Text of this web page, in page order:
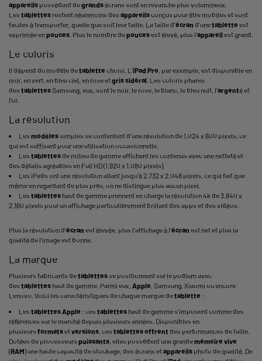
appareils possédant degrandsécrans sont en revanche plus volumineux.
Les tablettes restent néanmoins des appareilsconçus pour être mobiles et sont
faciles à transporter, quelle que soit leur taille. La taille d’écran d’unetablette est
exprimée enpouces. Plus le nombre depoucesest élevé, plus l’appareilest grand.
Le coloris
Il dépend du modèle detablette choisi. L’iPad Pro, par exemple, est disponible en
noir, en vert, en bleu ciel, en rose etgris sidéral. Les coloris phares
des tablettesSamsung, eux, sont le noir, le rose, le blanc, le bleu nuit, l’argenté et
l’or.
La résolution
Les modèlessimples se contentent d'une résolution de 1.024 x 600 pixels, ce
qui est suffisant pour une utilisation occasionnelle.
Les tablettesde milieu de gamme affichent les contenus avec une netteté et
des détails agréables en Full HD (1.920 x 1.080 pixels).
Les iPads ont une résolution allant jusqu'à 2.732 x 2.048 pixels, ce qui fait que
même en regardant de plus près, on ne distingue plus aucun pixel.
Les tablettes haut de gamme prennent en charge la résolution 4k de 3.840 x
2.160 pixels pour un affichage particulièrement brillant des apps et des vidéos.
Plus la résolution d'écran est élevée, plus l'affichage à l'écran est net et plus la
qualité de l'image est bonne.
La marque
Plusieurs fabricants detablettesse positionnent sur le podium avec
des tablettes haut de gamme. Parmi eux, Apple, Samsung, Xiaomi ou encore
Lenovo. Voici les caractéristiques de chaque marque detablette :
Les tablettesApple : ces tablettes haut de gamme s’imposent comme des
références sur le marché depuis plusieurs années. Disponibles en
plusieurs formatsetversions, ces tablettesoffrent des performances de taille.
Dotées de processeurs puissants, elles possèdent une grandemémoire vive
(RAM) une haute capacité de stockage, des écrans etappareils photo de qualité. De